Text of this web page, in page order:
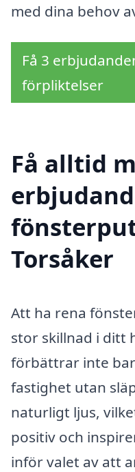
med dina behov
Få 3
förpliktelser
Få alltid
Torsåker
Att ha rena
stor skillnad i ditt
förbättrar inte
fastighet utan
naturligt ljus,
positiv och
inför valet av att